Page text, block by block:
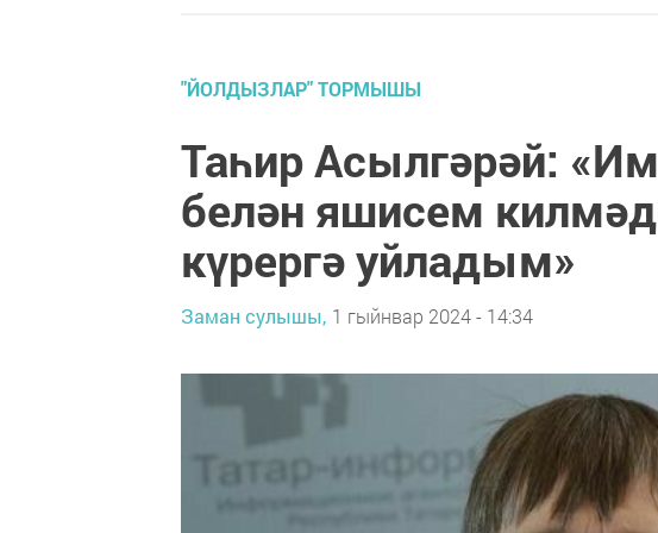
"ЙОЛДЫЗЛАР" ТОРМЫШЫ
Таһир Асылгәрәй:
белән яшисем
күрергә уйладым»
Заман сулышы, 1 гыйнвар 2024 - 14:34